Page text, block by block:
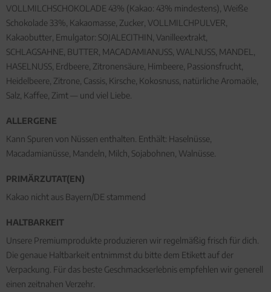
VOLLMILCHSCHOKOLADE 43% (Kakao: 43% mindestens), Weiße
Schokolade 33%, Kakaomasse, Zucker, VOLLMILCHPULVER,
Kakaobutter, Emulgator: SOJALECITHIN, Vanilleextrakt,
SCHLAGSAHNE, BUTTER, MACADAMIANUSS, WALNUSS, MANDEL,
HASELNUSS, Erdbeere, Zitronensäure, Himbeere, Passionsfrucht,
Heidelbeere, Zitrone, Cassis, Kirsche, Kokosnuss, natürliche Aromaöle,
Salz, Kaffee, Zimt — und viel Liebe.
ALLERGENE
Kann Spuren von Nüssen enthalten. Enthält: Haselnüsse,
Macadamianüsse, Mandeln, Milch, Sojabohnen, Walnüsse.
PRIMÄRZUTAT(EN)
Kakao nicht aus Bayern/DE stammend
HALTBARKEIT
Unsere Premiumprodukte produzieren wir regelmäßig frisch für dich.
Die genaue Haltbarkeit entnimmst du bitte dem Etikett auf der
Verpackung. Für das beste Geschmackserlebnis empfehlen wir generell
einen zeitnahen Verzehr.